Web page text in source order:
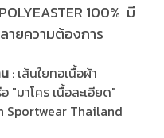
100% มี
ายความต้องการ
: เส้นใยทอเนื้อผ้า
"มาโคร เนื้อละเอียด"
Sportwear Thailand